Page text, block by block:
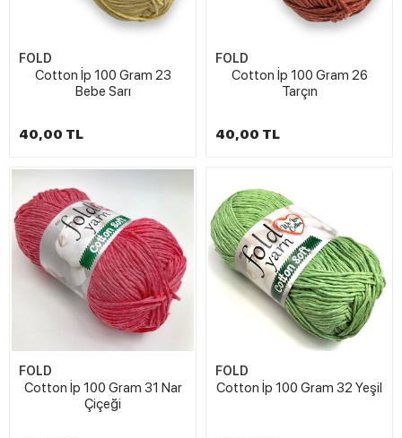
FOLD
Cotton İp 100 Gram 23
Bebe Sarı
40,00 TL
FOLD
Cotton İp 100 Gram 26
Tarçın
40,00 TL
FOLD
Cotton İp 100 Gram 31 Nar
Çiçeği
FOLD
Cotton İp 100 Gram 32 Yeşil